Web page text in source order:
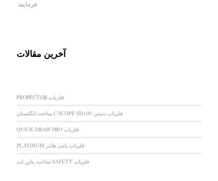
فرمایید.
آخرین مقالات
فلزیاب PROPECTOR
فلزیاب دستی C.SCOPE SD100 ساخت انگلستان
فلزیاب QUICK DRAW PRO
فلزیاب بانتی هانتر PLATINUM
فلزیاب SAFETY ساخت ماین لب